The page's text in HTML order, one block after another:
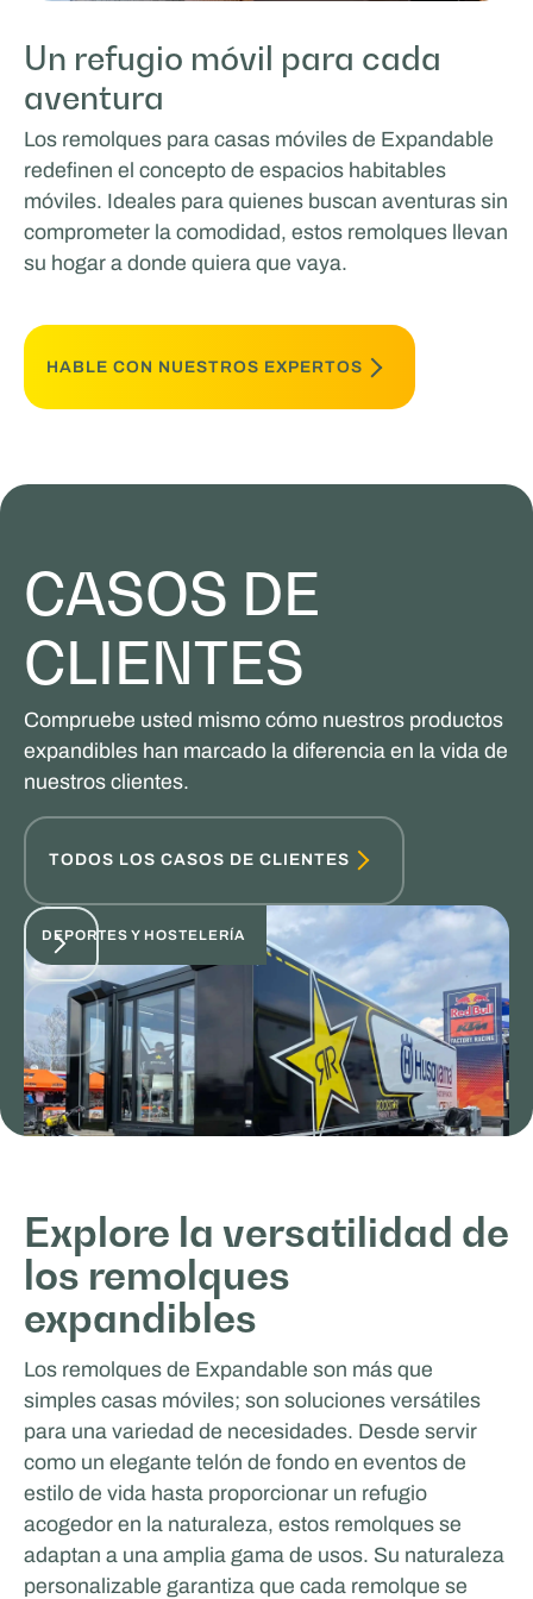
Un refugio móvil para cada
aventura
Los remolques para casas móviles de Expandable
redefinen el concepto de espacios habitables
móviles. Ideales para quienes buscan aventuras sin
comprometer la comodidad, estos remolques llevan
su hogar a donde quiera que vaya.
HABLE CON NUESTROS EXPERTOS
CASOS DE
CLIENTES
Compruebe usted mismo cómo nuestros productos
expandibles han marcado la diferencia en la vida de
nuestros clientes.
TODOS LOS CASOS DE CLIENTES
DEPORTES Y HOSTELERÍA
ICEONE Racing
Explore la versatilidad de
los remolques
expandibles
Los remolques de Expandable son más que
simples casas móviles; son soluciones versátiles
para una variedad de necesidades. Desde servir
como un elegante telón de fondo en eventos de
estilo de vida hasta proporcionar un refugio
acogedor en la naturaleza, estos remolques se
adaptan a una amplia gama de usos. Su naturaleza
personalizable garantiza que cada remolque se